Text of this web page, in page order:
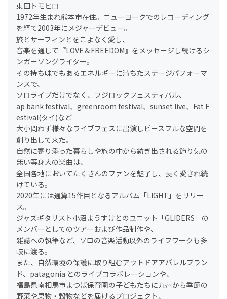
東田トモヒロ
1972年生まれ熊本市在住。ニューヨークでのレコーディング
を経て2003年にメジャーデビュー。
旅とサーフィンとをこよなく愛し、
音楽を通して『LOVE＆FREEDOM』をメッセージし続けるシ
ンガーソングライター。
その持ち味でもあるエネルギーに満ちたステージパフォーマ
ンスで、
ソロライブだけでなく、フジロックフェスティバル、
ap bank festival、greenroom festival、sunset live、Fat F
estival(タイ)など
大小問わず様々なライブフェスに出演しピースフルな空間を
創り出して来た。
自然に寄り添った暮らしや旅の中から紡ぎ出される飾り気の
無い等身大の楽曲は、
全国各地においてたくさんのファンを魅了し、長く愛され続
けている。
2020年には通算15作目となるアルバム「LIGHT」をリリー
ス。
ジャズギタリスト小沼ようすけとのユニット「GLIDERS」の
メンバーとしてのツアーおよび作品制作や、
雑誌への執筆など、ソロの音楽活動以外のライフワークも多
岐に渡る。
また、自然環境の保護に取り組むアウトドアアパレルブラン
ド、patagonia とのライブコラボレーションや、
福島県南相馬市よつば保育園の子どもたちに九州から季節の
野菜や果物・穀物などを届けるプロジェクト、